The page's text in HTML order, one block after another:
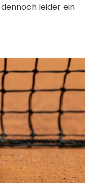
leider ein